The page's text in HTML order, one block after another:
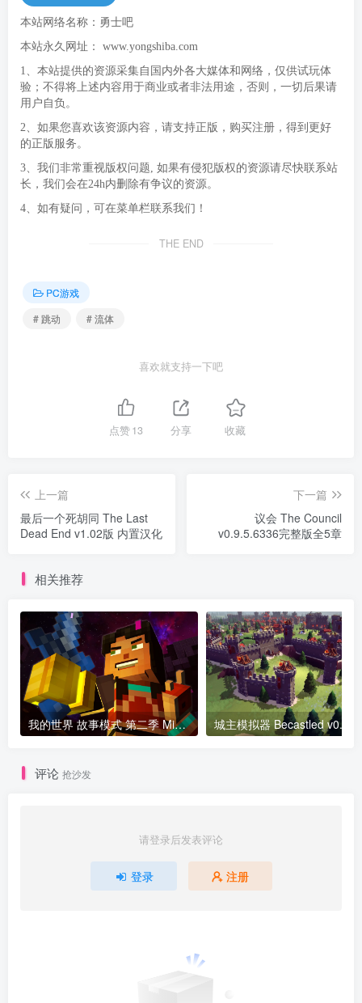
本站网络名称：勇士吧
本站永久网址： www.yongshiba.com
1、本站提供的资源采集自国内外各大媒体和网络，仅供试玩体
验；不得将上述内容用于商业或者非法用途，否则，一切后果请
用户自负。
2、如果您喜欢该资源内容，请支持正版，购买注册，得到更好
的正版服务。
3、我们非常重视版权问题, 如果有侵犯版权的资源请尽快联系站
长，我们会在24h内删除有争议的资源。
4、如有疑问，可在菜单栏联系我们！
THE END
PC游戏
# 跳动
# 流体
喜欢就支持一下吧
点赞13 分享 收藏
上一篇
最后一个死胡同 The Last
Dead End v1.02版 内置汉化
下一篇
议会 The Council
v0.9.5.6336完整版全5章
相关推荐
我的世界 故事模式 第二季 Minecraft Story Mode Season Two Episode 1 v1.0.0.1版 官方中文
评论 抢沙发
请登录后发表评论
登录 注册